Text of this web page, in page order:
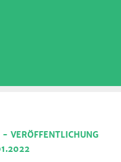
VERÖFFENTLICHUNG